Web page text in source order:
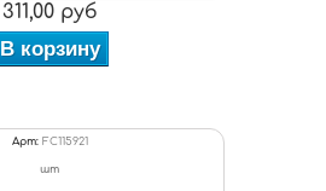
311,00 руб
В корзину
Арт: FC115921
шт